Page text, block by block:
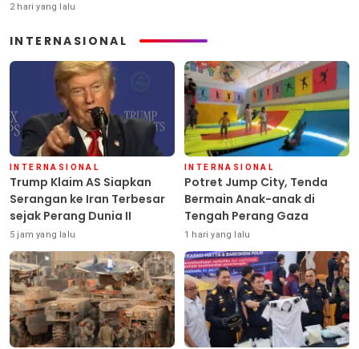
2 hari yang lalu
INTERNASIONAL
INTERNASIONAL
Trump Klaim AS Siapkan
Serangan ke Iran Terbesar
sejak Perang Dunia II
5 jam yang lalu
INTERNASIONAL
Potret Jump City, Tenda
Bermain Anak-anak di
Tengah Perang Gaza
1 hari yang lalu